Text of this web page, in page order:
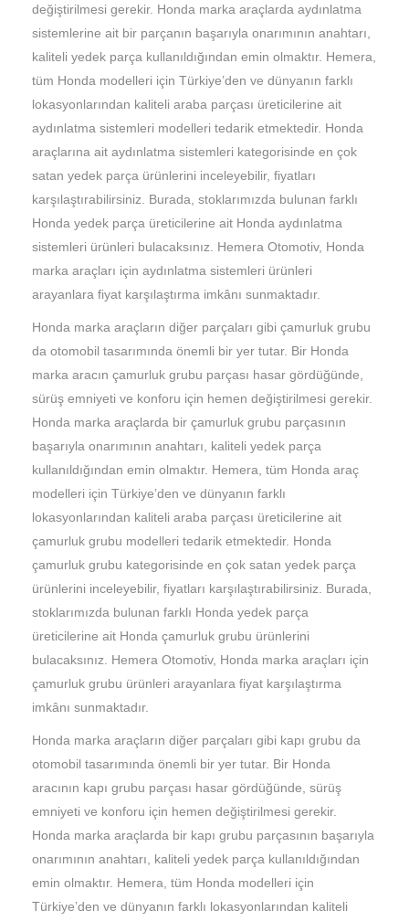
değiştirilmesi gerekir. Honda marka araçlarda aydınlatma
sistemlerine ait bir parçanın başarıyla onarımının anahtarı,
kaliteli yedek parça kullanıldığından emin olmaktır. Hemera,
tüm Honda modelleri için Türkiye’den ve dünyanın farklı
lokasyonlarından kaliteli araba parçası üreticilerine ait
aydınlatma sistemleri modelleri tedarik etmektedir. Honda
araçlarına ait aydınlatma sistemleri kategorisinde en çok
satan yedek parça ürünlerini inceleyebilir, fiyatları
karşılaştırabilirsiniz. Burada, stoklarımızda bulunan farklı
Honda yedek parça üreticilerine ait Honda aydınlatma
sistemleri ürünleri bulacaksınız. Hemera Otomotiv, Honda
marka araçları için aydınlatma sistemleri ürünleri
arayanlara fiyat karşılaştırma imkânı sunmaktadır.
Honda marka araçların diğer parçaları gibi çamurluk grubu
da otomobil tasarımında önemli bir yer tutar. Bir Honda
marka aracın çamurluk grubu parçası hasar gördüğünde,
sürüş emniyeti ve konforu için hemen değiştirilmesi gerekir.
Honda marka araçlarda bir çamurluk grubu parçasının
başarıyla onarımının anahtarı, kaliteli yedek parça
kullanıldığından emin olmaktır. Hemera, tüm Honda araç
modelleri için Türkiye’den ve dünyanın farklı
lokasyonlarından kaliteli araba parçası üreticilerine ait
çamurluk grubu modelleri tedarik etmektedir. Honda
çamurluk grubu kategorisinde en çok satan yedek parça
ürünlerini inceleyebilir, fiyatları karşılaştırabilirsiniz. Burada,
stoklarımızda bulunan farklı Honda yedek parça
üreticilerine ait Honda çamurluk grubu ürünlerini
bulacaksınız. Hemera Otomotiv, Honda marka araçları için
çamurluk grubu ürünleri arayanlara fiyat karşılaştırma
imkânı sunmaktadır.
Honda marka araçların diğer parçaları gibi kapı grubu da
otomobil tasarımında önemli bir yer tutar. Bir Honda
aracının kapı grubu parçası hasar gördüğünde, sürüş
emniyeti ve konforu için hemen değiştirilmesi gerekir.
Honda marka araçlarda bir kapı grubu parçasının başarıyla
onarımının anahtarı, kaliteli yedek parça kullanıldığından
emin olmaktır. Hemera, tüm Honda modelleri için
Türkiye’den ve dünyanın farklı lokasyonlarından kaliteli